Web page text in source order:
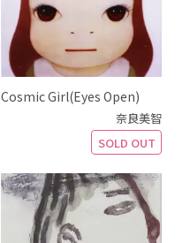
Cosmic Girl(Eyes Open)
奈良美智
SOLD OUT